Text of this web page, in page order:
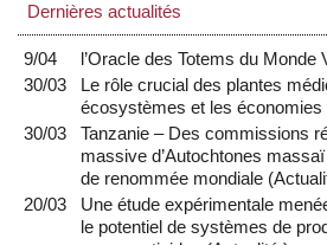
Dernières actualités
9/04 l’Oracle des Totems du Monde
30/03
Le rôle crucial des plantes
écosystèmes et les économies
30/03
Tanzanie – Des commissions
massive d’Autochtones
de renommée mondiale (
20/03
Une étude expérimentale
le potentiel de systèmes de